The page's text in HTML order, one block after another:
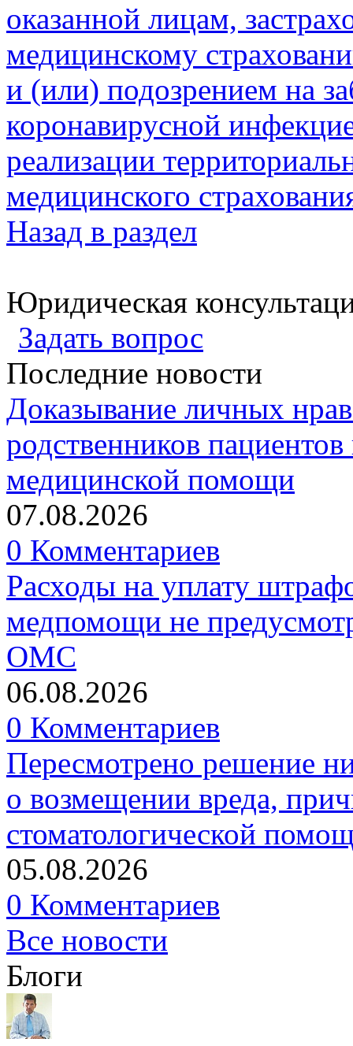
оказанной лицам,
медицинскому
и (или) подозрением на
коронавирусной
реализации
медицинского
Назад в раздел
Юридическая
Задать вопрос
Последние новости
Доказывание личных
родственников
медицинской помощи
07.08.2026
0 Комментариев
Расходы на уплату
медпомощи не
ОМС
06.08.2026
0 Комментариев
Пересмотрено решение
о возмещении вреда,
стоматологической
05.08.2026
0 Комментариев
Все новости
Блоги